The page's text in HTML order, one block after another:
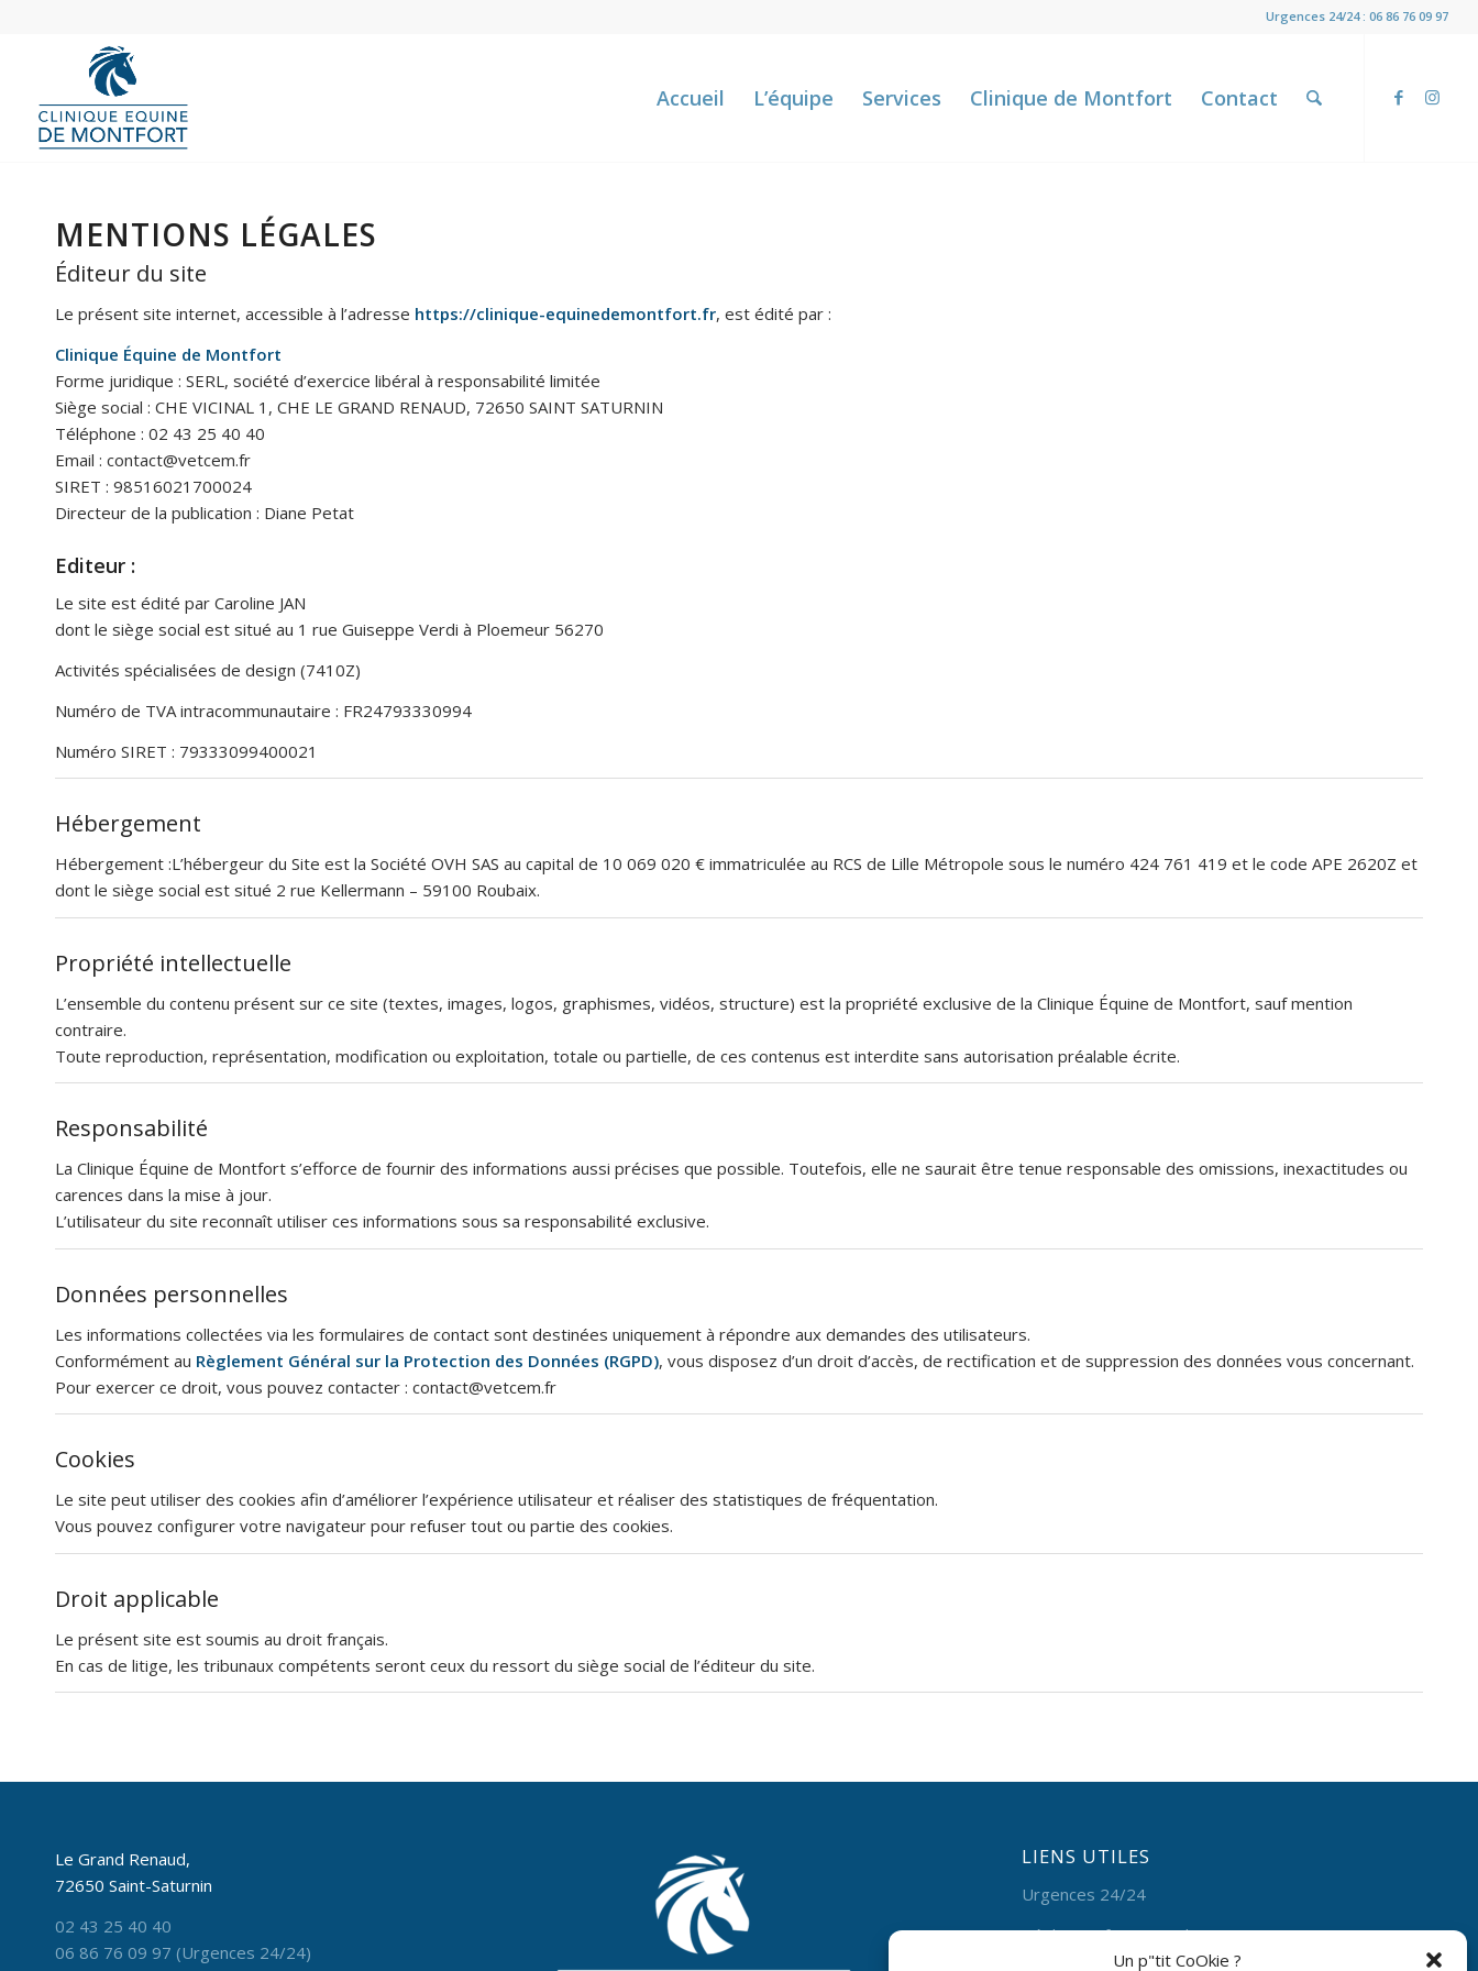
Un p"tit CoOkie ?
Urgences 24/24 : 06 86 76 09 97
Accueil L’équipe Services Clinique de Montfort Contact
MENTIONS LÉGALES
Éditeur du site
Le présent site internet, accessible à l’adresse https://clinique-equinedemontfort.fr, est édité par :
Clinique Équine de Montfort
Forme juridique : SERL, société d’exercice libéral à responsabilité limitée
Siège social : CHE VICINAL 1, CHE LE GRAND RENAUD, 72650 SAINT SATURNIN
Téléphone : 02 43 25 40 40
Email : contact@vetcem.fr
SIRET : 98516021700024
Directeur de la publication : Diane Petat
Editeur :
Le site est édité par Caroline JAN
dont le siège social est situé au 1 rue Guiseppe Verdi à Ploemeur 56270
Activités spécialisées de design (7410Z)
Numéro de TVA intracommunautaire : FR24793330994
Numéro SIRET : 79333099400021
Hébergement
Hébergement :L’hébergeur du Site est la Société OVH SAS au capital de 10 069 020 € immatriculée au RCS de Lille Métropole sous le numéro 424 761 419 et le code APE 2620Z et
dont le siège social est situé 2 rue Kellermann – 59100 Roubaix.
Propriété intellectuelle
L’ensemble du contenu présent sur ce site (textes, images, logos, graphismes, vidéos, structure) est la propriété exclusive de la Clinique Équine de Montfort, sauf mention
contraire.
Toute reproduction, représentation, modification ou exploitation, totale ou partielle, de ces contenus est interdite sans autorisation préalable écrite.
Responsabilité
La Clinique Équine de Montfort s’efforce de fournir des informations aussi précises que possible. Toutefois, elle ne saurait être tenue responsable des omissions, inexactitudes ou
carences dans la mise à jour.
L’utilisateur du site reconnaît utiliser ces informations sous sa responsabilité exclusive.
Données personnelles
Les informations collectées via les formulaires de contact sont destinées uniquement à répondre aux demandes des utilisateurs.
Conformément au Règlement Général sur la Protection des Données (RGPD), vous disposez d’un droit d’accès, de rectification et de suppression des données vous concernant.
Pour exercer ce droit, vous pouvez contacter : contact@vetcem.fr
Cookies
Le site peut utiliser des cookies afin d’améliorer l’expérience utilisateur et réaliser des statistiques de fréquentation.
Vous pouvez configurer votre navigateur pour refuser tout ou partie des cookies.
Droit applicable
Le présent site est soumis au droit français.
En cas de litige, les tribunaux compétents seront ceux du ressort du siège social de l’éditeur du site.
Le Grand Renaud,
72650 Saint-Saturnin
02 43 25 40 40
06 86 76 09 97 (Urgences 24/24)
LIENS UTILES
Urgences 24/24
Régler ma facture en ligne